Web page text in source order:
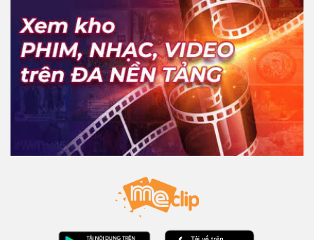
05:22
Nước có ga là gì? Nó có độc hại
không?
KIẾN THỨC THÚ VỊ Official
5 N lượt xem - 5 năm trước
05:16
Tìm hiểu về Urani - Tại sao nó có
siêu năng lượng
KIẾN THỨC THÚ VỊ Official
6 N lượt xem - 5 năm trước
04:24
Viêm họng là gì? Nước đá có gây
viêm họng không? Hiểu rõ trong
5 phút
KIẾN THỨC THÚ VỊ Official
6 N lượt xem - 5 năm trước